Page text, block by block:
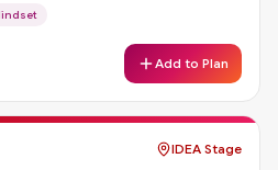
Add to Plan
IDEA Stage